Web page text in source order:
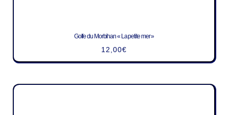
Golfe du Morbihan « La petite mer »
12,00€